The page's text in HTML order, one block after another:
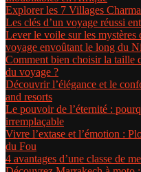
Explorer les 7 Villages
Les clés d’un voyage réussi
Lever le voile sur les mystères
voyage envoûtant le long du
Comment bien choisir la taille
du voyage ?
Découvrir l’élégance et le
and resorts
Le pouvoir de l’éternité :
irremplaçable
Vivre l’extase et l’émotion :
du Fou
4 avantages d’une classe de